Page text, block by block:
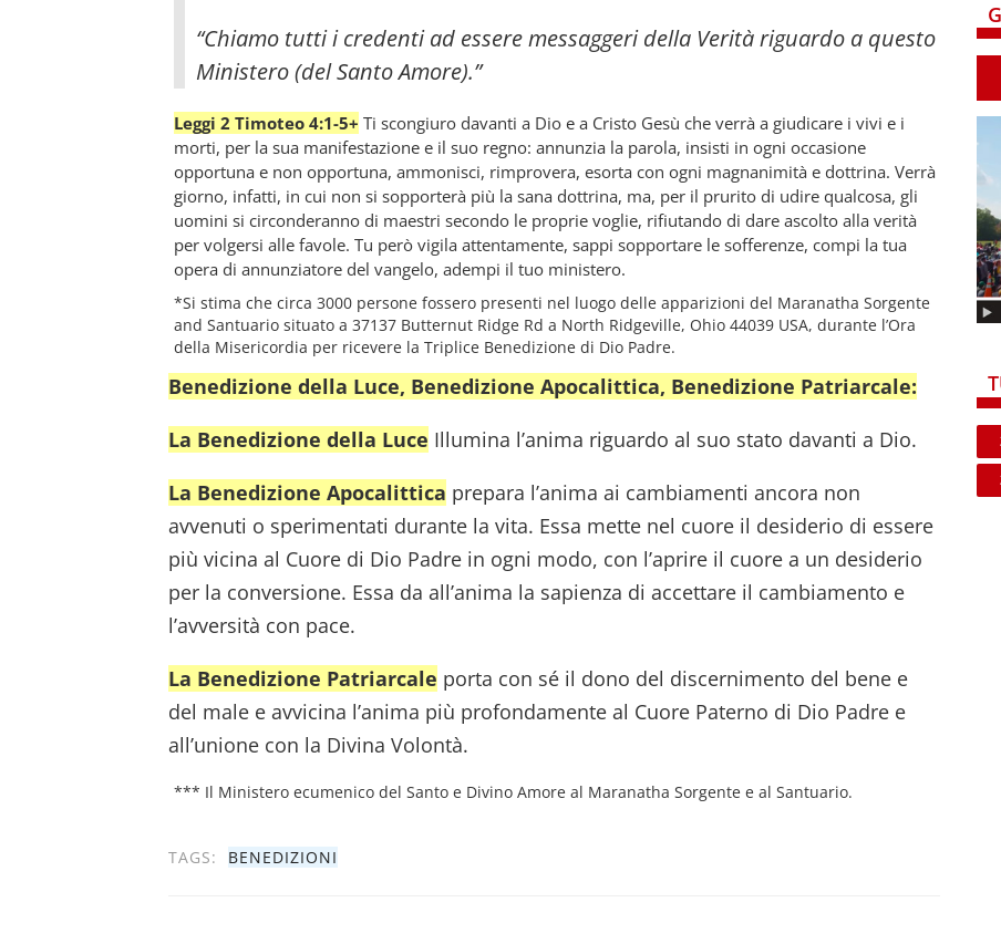
“Chiamo tutti i credenti ad essere messaggeri della Verità riguardo a questo
Ministero (del Santo Amore).”
Leggi 2 Timoteo 4:1-5+ Ti scongiuro davanti a Dio e a Cristo Gesù che verrà a giudicare i vivi e i
morti, per la sua manifestazione e il suo regno: annunzia la parola, insisti in ogni occasione
opportuna e non opportuna, ammonisci, rimprovera, esorta con ogni magnanimità e dottrina. Verrà
giorno, infatti, in cui non si sopporterà più la sana dottrina, ma, per il prurito di udire qualcosa, gli
uomini si circonderanno di maestri secondo le proprie voglie, rifiutando di dare ascolto alla verità
per volgersi alle favole. Tu però vigila attentamente, sappi sopportare le sofferenze, compi la tua
opera di annunziatore del vangelo, adempi il tuo ministero.
*Si stima che circa 3000 persone fossero presenti nel luogo delle apparizioni del Maranatha Sorgente
and Santuario situato a 37137 Butternut Ridge Rd a North Ridgeville, Ohio 44039 USA, durante l’Ora
della Misericordia per ricevere la Triplice Benedizione di Dio Padre.
Benedizione della Luce, Benedizione Apocalittica, Benedizione Patriarcale:
La Benedizione della Luce Illumina l’anima riguardo al suo stato davanti a Dio.
La Benedizione Apocalittica prepara l’anima ai cambiamenti ancora non
avvenuti o sperimentati durante la vita. Essa mette nel cuore il desiderio di essere
più vicina al Cuore di Dio Padre in ogni modo, con l’aprire il cuore a un desiderio
per la conversione. Essa da all’anima la sapienza di accettare il cambiamento e
l’avversità con pace.
La Benedizione Patriarcale porta con sé il dono del discernimento del bene e
del male e avvicina l’anima più profondamente al Cuore Paterno di Dio Padre e
all’unione con la Divina Volontà.
*** Il Ministero ecumenico del Santo e Divino Amore al Maranatha Sorgente e al Santuario.
TAGS: BENEDIZIONI